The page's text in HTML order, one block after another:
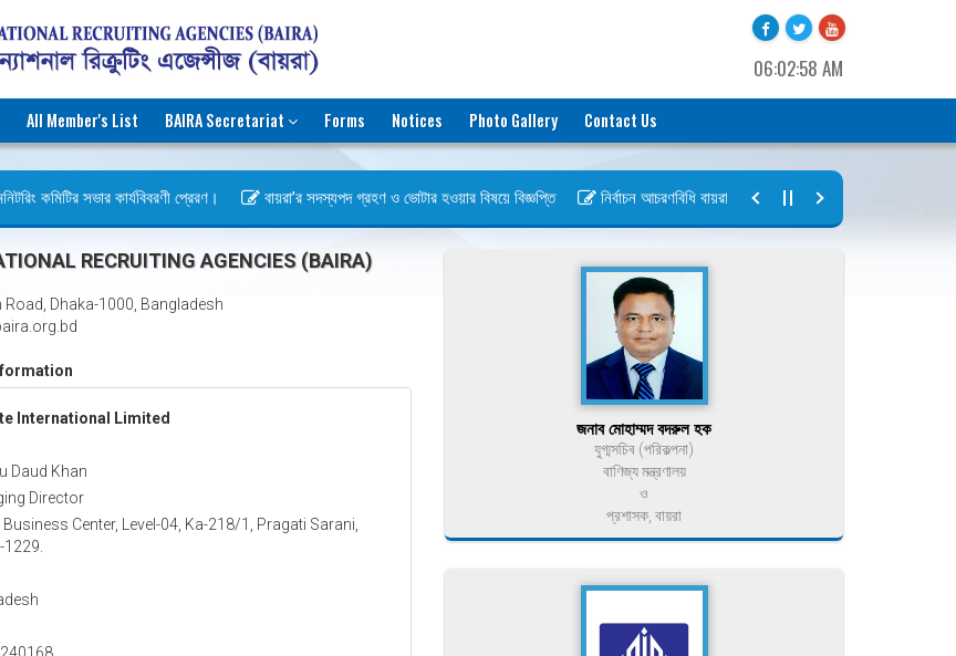
06:02:58 AM
All Member's List BAIRA Secretariat Forms Notices Photo Gallery Contact Us
কমিটির সভার কার্যবিবরণী প্রেরণ। বায়রা’র সদস্যপদ গ্রহণ ও ভোটার হওয়ার বিষয়ে বিজ্ঞপ্তি নির্বাচন আচরণবিধি বায়রা ২০২৬-২০২৮
RECRUITING AGENCIES (BAIRA)
Dhaka-1000, Bangladesh
International Limited
Daud Khan
Director
Center, Level-04, Ka-218/1, Pragati Sarani,
জনাব মোহাম্মদ বদরুল হক
যুগ্মসচিব (পরিকল্পনা)
বাণিজ্য মন্ত্রণালয়
ও
প্রশাসক, বায়রা